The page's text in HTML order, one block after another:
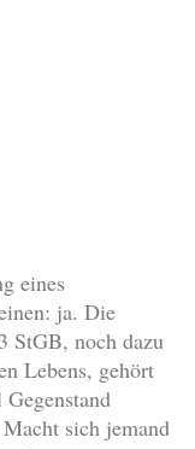
eines
ja. Die
StGB, noch dazu
Lebens, gehört
sich jemand